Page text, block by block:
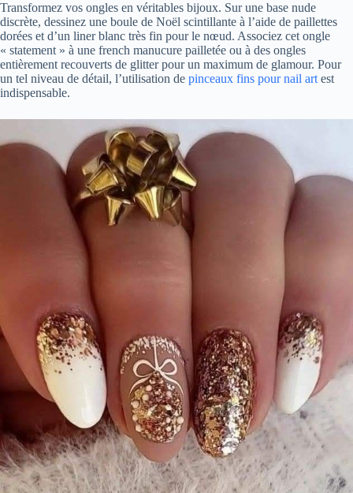
Transformez vos ongles en véritables bijoux. Sur une base nude
discrète, dessinez une boule de Noël scintillante à l’aide de paillettes
dorées et d’un liner blanc très fin pour le nœud. Associez cet ongle
« statement » à une french manucure pailletée ou à des ongles
entièrement recouverts de glitter pour un maximum de glamour. Pour
un tel niveau de détail, l’utilisation de pinceaux fins pour nail art est
indispensable.